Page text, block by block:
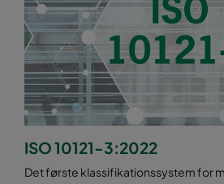
ISO 10121-3:2022
Det første klassifikationssystem for